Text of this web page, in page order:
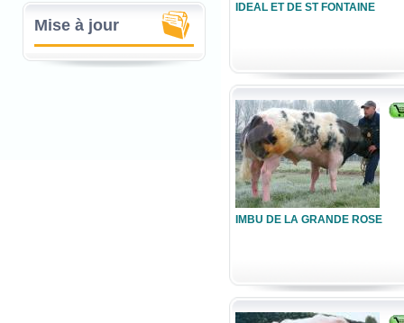
Mise à jour
IDEAL ET DE ST FONTAINE
IMBU DE LA GRANDE ROSE